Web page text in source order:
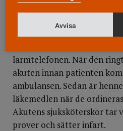
larmtelefonen. När den
akuten innan patienten
ambulansen. Sedan är
läkemedlen när de
Akutens sjuksköterskor tar
prover och sätter infart.
Avvisa